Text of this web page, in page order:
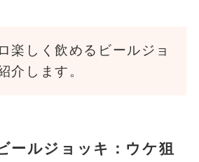
楽しく飲めるビールジョ
介します。
ールジョッキ：ウケ狙